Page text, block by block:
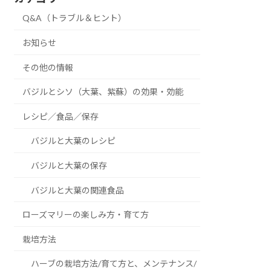
Q&A（トラブル＆ヒント）
お知らせ
その他の情報
バジルとシソ（大葉、紫蘇）の効果・効能
レシピ／食品／保存
バジルと大葉のレシピ
バジルと大葉の保存
バジルと大葉の関連食品
ローズマリーの楽しみ方・育て方
栽培方法
ハーブの栽培方法/育て方と、メンテナンス/